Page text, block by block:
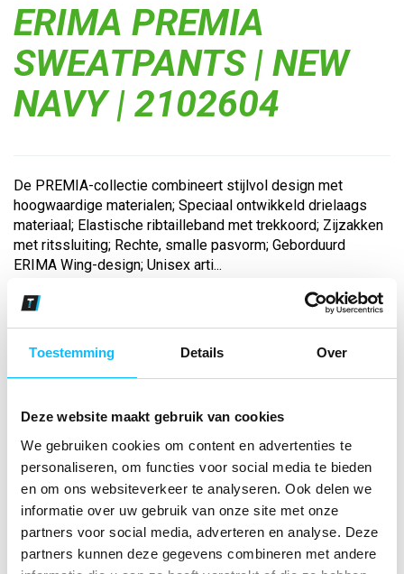
Toestemming Details Over
Deze website maakt gebruik van cookies
We gebruiken cookies om content en advertenties te
personaliseren, om functies voor social media te bieden
en om ons websiteverkeer te analyseren. Ook delen we
informatie over uw gebruik van onze site met onze
partners voor social media, adverteren en analyse. Deze
partners kunnen deze gegevens combineren met andere
ERIMA PREMIA
SWEATPANTS | NEW
NAVY | 2102604
De PREMIA-collectie combineert stijlvol design met
hoogwaardige materialen; Speciaal ontwikkeld drielaags
materiaal; Elastische ribtailleband met trekkoord; Zijzakken
met ritssluiting; Rechte, smalle pasvorm; Geborduurd
ERIMA Wing-design; Unisex arti...
Bekijk andere kleuren
new navy
Maat
Aantal
*Gratis verzending vanaf €150,- exclusief BTW
Kies kleur/maat